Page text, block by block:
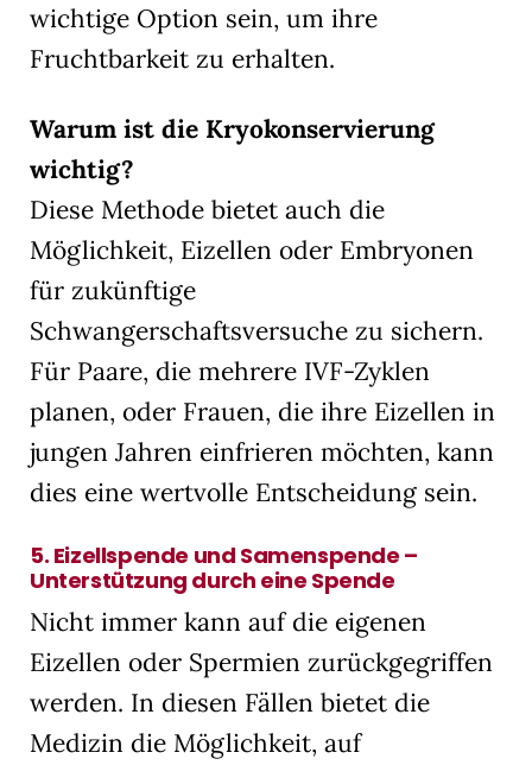
wichtige Option sein, um ihre
Fruchtbarkeit zu erhalten.
Warum ist die Kryokonservierung
wichtig?
Diese Methode bietet auch die
Möglichkeit, Eizellen oder Embryonen
für zukünftige
Schwangerschaftsversuche zu sichern.
Für Paare, die mehrere IVF-Zyklen
planen, oder Frauen, die ihre Eizellen in
jungen Jahren einfrieren möchten, kann
dies eine wertvolle Entscheidung sein.
5. Eizellspende und Samenspende –
Unterstützung durch eine Spende
Nicht immer kann auf die eigenen
Eizellen oder Spermien zurückgegriffen
werden. In diesen Fällen bietet die
Medizin die Möglichkeit, auf